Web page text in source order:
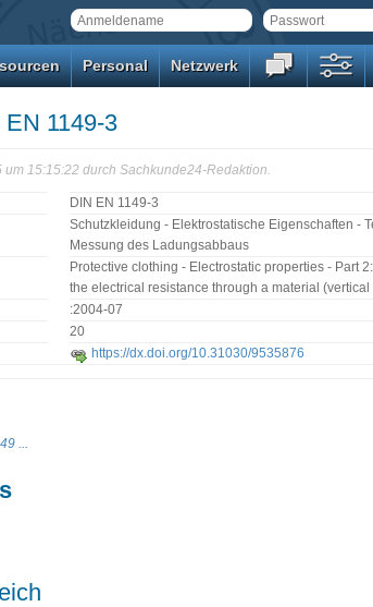
Personal Netzwerk
1149-3
15:15:22 durch Sachkunde24-Redaktion.
DIN EN 1149-3
Schutzkleidung - Elektrostatische Eigenschaften -
Messung des Ladungsabbaus
Protective clothing - Electrostatic properties - Part
the electrical resistance through a material (vertical
:2004-07
20
https://dx.doi.org/10.31030/9535876
...